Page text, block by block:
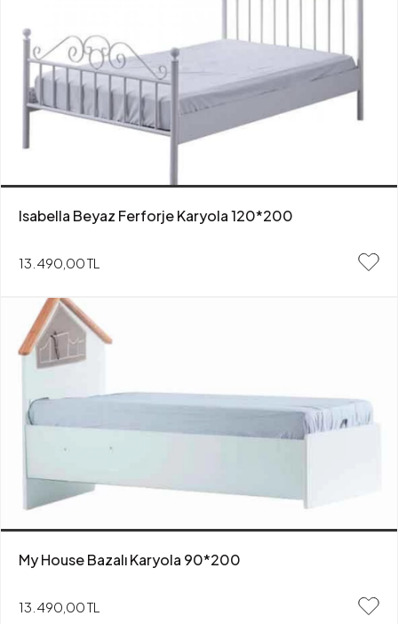
Isabella Beyaz Ferforje Karyola 120*200
13.490,00 TL
My House Bazalı Karyola 90*200
13.490,00 TL